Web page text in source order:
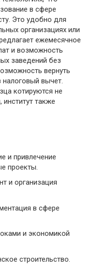
в сфере
Это удобно для
организациях или
ежемесячное
и возможность
заведений без
вернуть
налоговый вычет.
котируются не
также
и привлечение
проекты.
и организация
в сфере
и экономикой
строительство.